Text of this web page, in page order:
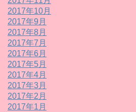
2017年10月
2017年9月
2017年8月
2017年7月
2017年6月
2017年5月
2017年4月
2017年3月
2017年2月
2017年1月